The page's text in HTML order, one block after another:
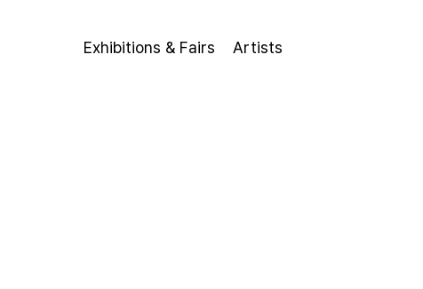
Exhibitions & Fairs Artists